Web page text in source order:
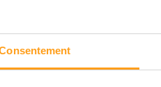
de
de loisirs et colonies
à mon actif, j'ai